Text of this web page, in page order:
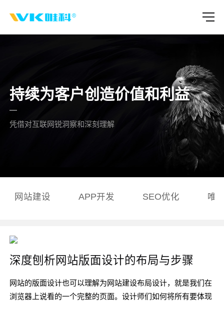
持续为客户创造价值和利益
凭借对互联网锐洞察和深刻理解
网站建设 APP开发 SEO优化 唯
深度刨析网站版面设计的布局与步骤
网站的版面设计也可以理解为网站建设布局设计，就是我们在
浏览器上说看的一个完整的页面。设计师们如何将所有要体现